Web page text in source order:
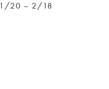
1/20 – 2/18